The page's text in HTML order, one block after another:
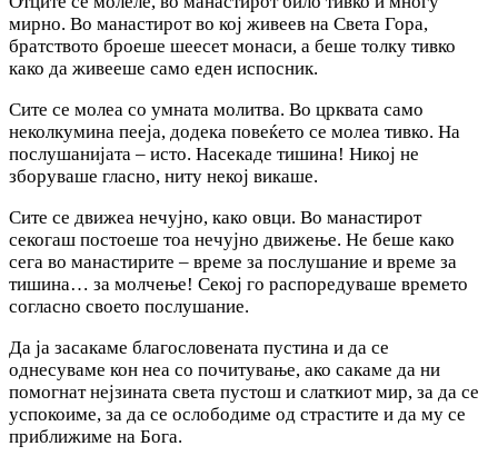
мирно. Во манастирот во кој живеев на Света Гора,
братството броеше шеесет монаси, а беше толку тивко
како да живееше само еден испосник.
Сите се молеа co умната молитва. Во црквата само
неколкумина пееја, додека повеќето се молеа тивко. На
послушанијата – исто. Насекаде тишина! Никој не
зборуваше гласно, ниту некој викаше.
Сите се движеа нечујно, како овци. Во манастирот
секогаш постоеше тоа нечујно движење. He беше како
сега во манастирите – време за послушание и време за
тишина… за молчење! Секој го распоредуваше времето
согласно своето послушание.
Да ја засакаме благословената пустина и да се
однесуваме кон неа co почитување, ако сакаме да ни
помогнат нејзината света пустош и слаткиот мир, за да се
успокоиме, за да се ослободиме од страстите и да му се
приближиме на Бога.